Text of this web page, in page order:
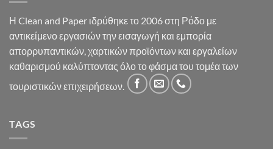
Η Clean and Paper ιδρύθηκε το 2006 στη Ρόδο με
αντικείμενο εργασιών την εισαγωγή και εμπορία
απορρυπαντικών, χαρτικών προϊόντων και εργαλείων
καθαρισμού καλύπτοντας όλο το φάσμα του τομέα των
τουριστικών επιχειρήσεων.
TAGS